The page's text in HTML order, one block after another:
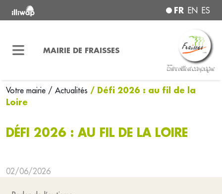
FR EN ES
MAIRIE DE FRAISSES
Votre mairie / Actualités / Défi 2026 : au fil de la
Loire
DÉFI 2026 : AU FIL DE LA LOIRE
02/06/2026